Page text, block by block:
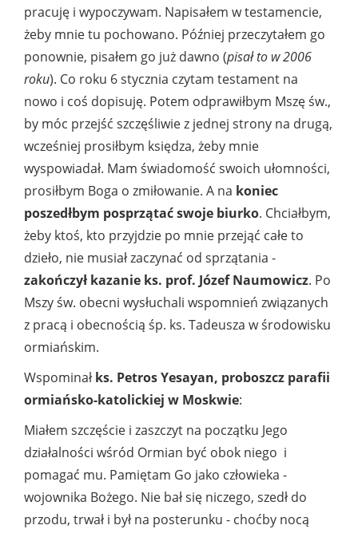
pracuję i wypoczywam. Napisałem w testamencie,
żeby mnie tu pochowano. Później przeczytałem go
ponownie, pisałem go już dawno (pisał to w 2006
roku). Co roku 6 stycznia czytam testament na
nowo i coś dopisuję. Potem odprawiłbym Mszę św.,
by móc przejść szczęśliwie z jednej strony na drugą,
wcześniej prosiłbym księdza, żeby mnie
wyspowiadał. Mam świadomość swoich ułomności,
prosiłbym Boga o zmiłowanie. A na koniec
poszedłbym posprzątać swoje biurko. Chciałbym,
żeby ktoś, kto przyjdzie po mnie przejąć całe to
dzieło, nie musiał zaczynać od sprzątania -
zakończył kazanie ks. prof. Józef Naumowicz. Po
Mszy św. obecni wysłuchali wspomnień związanych
z pracą i obecnością śp. ks. Tadeusza w środowisku
ormiańskim.
Wspominał ks. Petros Yesayan, proboszcz parafii
ormiańsko-katolickiej w Moskwie:
Miałem szczęście i zaszczyt na początku Jego
działalności wśród Ormian być obok niego i
pomagać mu. Pamiętam Go jako człowieka -
wojownika Bożego. Nie bał się niczego, szedł do
przodu, trwał i był na posterunku - choćby nocą